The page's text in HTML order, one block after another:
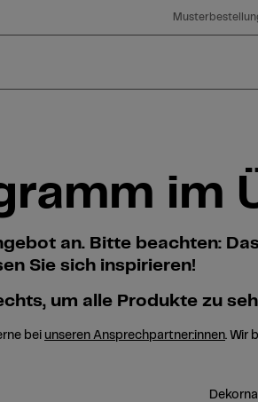
im
an. Bitte beachten:
Sie sich inspirieren!
um alle Produkte zu
bei unseren Ansprechpartner:innen. Wir